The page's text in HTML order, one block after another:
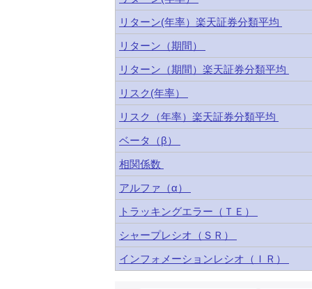
リターン(年率）楽天証券分類平均
リターン（期間）
リターン（期間）楽天証券分類平均
リスク(年率）
リスク（年率）楽天証券分類平均
ベータ（β）
相関係数
アルファ（α）
トラッキングエラー（ＴＥ）
シャープレシオ（ＳＲ）
インフォメーションレシオ（ＩＲ）